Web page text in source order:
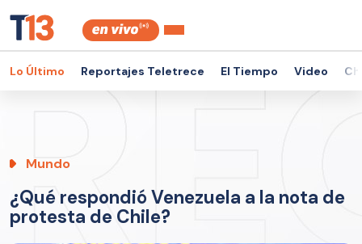
Lo Último Reportajes Teletrece El Tiempo Video
Mundo
¿Qué respondió Venezuela a la nota de
protesta de Chile?